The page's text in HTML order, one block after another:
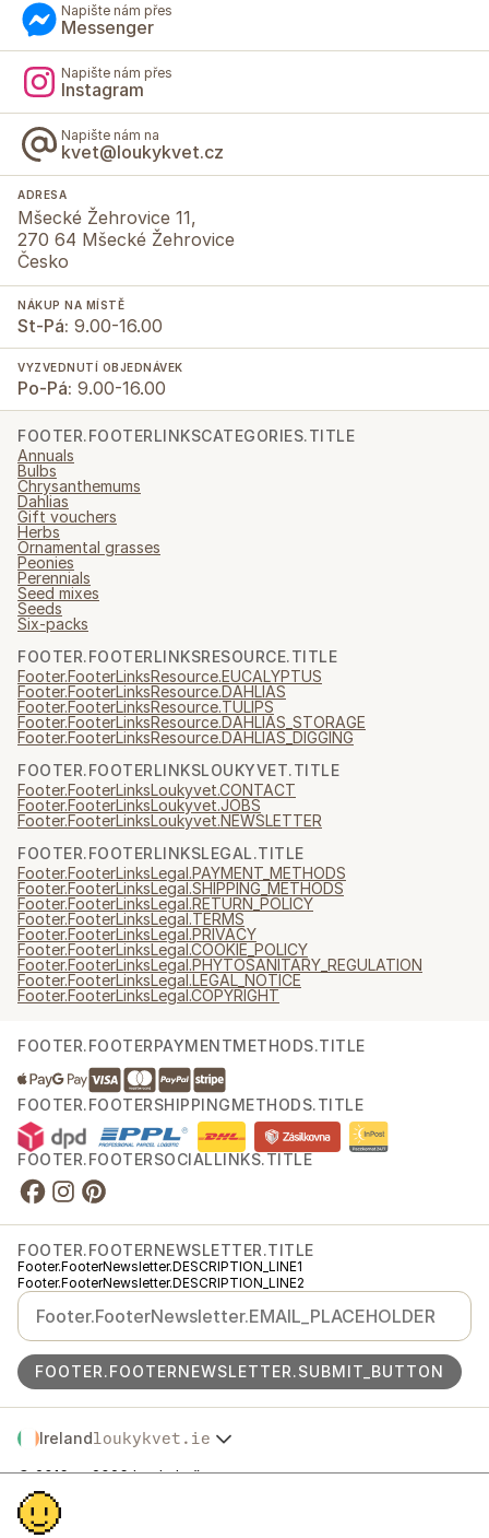
Napište nám přes
Messenger
Napište nám přes
Instagram
Napište nám na
kvet@loukykvet.cz
ADRESA
Mšecké Žehrovice 11,
270 64 Mšecké Žehrovice
Česko
NÁKUP NA MÍSTĚ
St-Pá: 9.00-16.00
VYZVEDNUTÍ OBJEDNÁVEK
Po-Pá: 9.00-16.00
FOOTER.FOOTERLINKSCATEGORIES.TITLE
Annuals
Bulbs
Chrysanthemums
Dahlias
Gift vouchers
Herbs
Ornamental grasses
Peonies
Perennials
Seed mixes
Seeds
Six-packs
FOOTER.FOOTERLINKSRESOURCE.TITLE
Footer.FooterLinksResource.EUCALYPTUS
Footer.FooterLinksResource.DAHLIAS
Footer.FooterLinksResource.TULIPS
Footer.FooterLinksResource.DAHLIAS_STORAGE
Footer.FooterLinksResource.DAHLIAS_DIGGING
FOOTER.FOOTERLINKSLOUKYVET.TITLE
Footer.FooterLinksLoukyvet.CONTACT
Footer.FooterLinksLoukyvet.JOBS
Footer.FooterLinksLoukyvet.NEWSLETTER
FOOTER.FOOTERLINKSLEGAL.TITLE
Footer.FooterLinksLegal.PAYMENT_METHODS
Footer.FooterLinksLegal.SHIPPING_METHODS
Footer.FooterLinksLegal.RETURN_POLICY
Footer.FooterLinksLegal.TERMS
Footer.FooterLinksLegal.PRIVACY
Footer.FooterLinksLegal.COOKIE_POLICY
Footer.FooterLinksLegal.PHYTOSANITARY_REGULATION
Footer.FooterLinksLegal.LEGAL_NOTICE
Footer.FooterLinksLegal.COPYRIGHT
FOOTER.FOOTERPAYMENTMETHODS.TITLE
FOOTER.FOOTERSHIPPINGMETHODS.TITLE
FOOTER.FOOTERSOCIALLINKS.TITLE
FOOTER.FOOTERNEWSLETTER.TITLE
Footer.FooterNewsletter.DESCRIPTION_LINE1
Footer.FooterNewsletter.DESCRIPTION_LINE2
FOOTER.FOOTERNEWSLETTER.SUBMIT_BUTTON
Irelandloukykvet.ie
Polska
Österreich
© 2016 →2026 Loukykvět s.r.o.
Footer.FooterLegal.REGISTRATION
Footer.FooterLegal.EKO_KOM
Footer.FooterLegal.RL_PASSPORT